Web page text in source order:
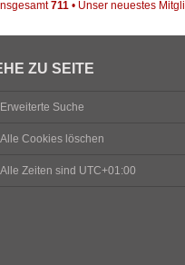
711 • Unser neuestes
ZU SEITE
Erweiterte Suche
Alle Cookies löschen
Alle Zeiten sind UTC+01:00